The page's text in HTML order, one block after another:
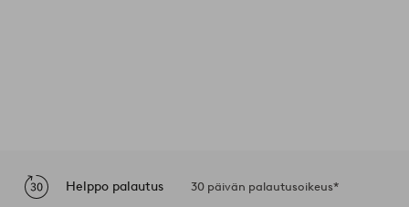
Helppo palautus 30 päivän palautusoikeus*